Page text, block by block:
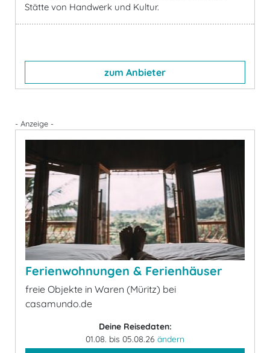
Stätte von Handwerk und Kultur.
zum Anbieter
- Anzeige -
Ferienwohnungen & Ferienhäuser
freie Objekte in Waren (Müritz) bei
casamundo.de
Deine Reisedaten:
01.08. bis 05.08.26 ändern